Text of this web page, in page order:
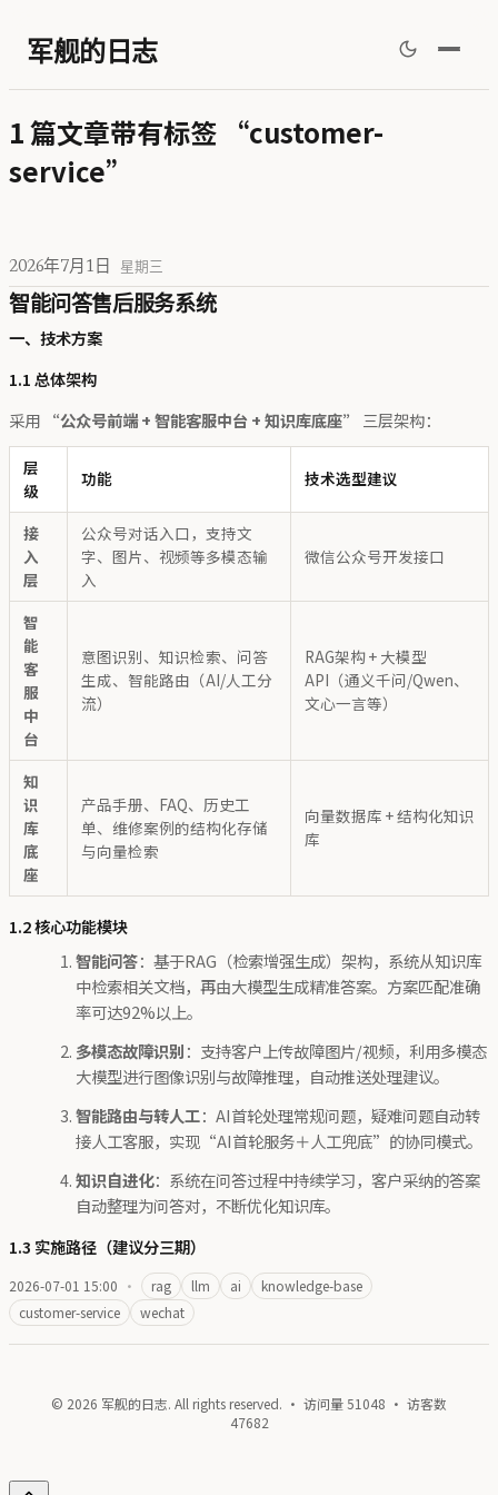
军舰的日志
1 篇文章带有标签 “customer-
service”
2026年7月1日 星期三
智能问答售后服务系统
一、技术方案
1.1 总体架构
采用 “公众号前端 + 智能客服中台 + 知识库底座” 三层架构：
层
级
功能 技术选型建议
接
入
层
公众号对话入口，支持文
字、图片、视频等多模态输
入
微信公众号开发接口
智
能
客
服
中
台
意图识别、知识检索、问答
生成、智能路由（AI/人工分
流）
RAG架构 + 大模型
API（通义千问/Qwen、
文心一言等）
知
识
库
底
座
产品手册、FAQ、历史工
单、维修案例的结构化存储
与向量检索
向量数据库 + 结构化知识
库
1.2 核心功能模块
智能问答：基于RAG（检索增强生成）架构，系统从知识库
中检索相关文档，再由大模型生成精准答案。方案匹配准确
率可达92%以上。
多模态故障识别：支持客户上传故障图片/视频，利用多模态
大模型进行图像识别与故障推理，自动推送处理建议。
智能路由与转人工：AI首轮处理常规问题，疑难问题自动转
接人工客服，实现“AI首轮服务＋人工兜底”的协同模式。
知识自进化：系统在问答过程中持续学习，客户采纳的答案
自动整理为问答对，不断优化知识库。
1.3 实施路径（建议分三期）
2026-07-01 15:00 · rag llm ai
knowledge-base
customer-service
wechat
© 2026 军舰的日志. All rights reserved. · 访问量51048 · 访客数
47682